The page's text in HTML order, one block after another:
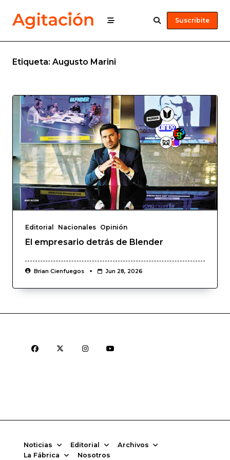
Suscribite
Etiqueta: Augusto Marini
Editorial Nacionales Opinión
El empresario detrás de Blender
Brian Cienfuegos Jun 28, 2026
Noticias Editorial
Archivos
La Fábrica
Nosotros